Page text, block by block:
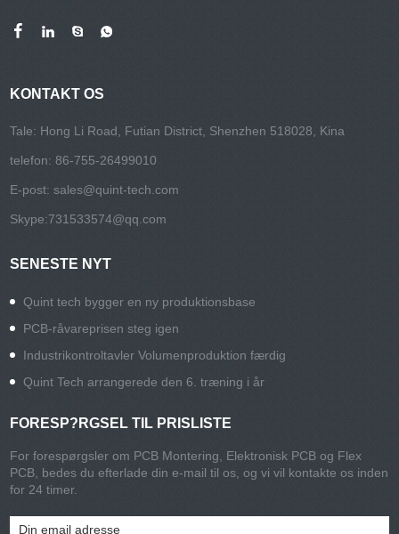
KONTAKT OS
Tale: Hong Li Road, Futian District, Shenzhen 518028, Kina
telefon: 86-755-26499010
E-post:sales@quint-tech.com
Skype:731533574@qq.com
SENESTE NYT
Quint tech bygger en ny produktionsbase
PCB-råvareprisen steg igen
Industrikontroltavler Volumenproduktion færdig
Quint Tech arrangerede den 6. træning i år
FORESP?RGSEL TIL PRISLISTE
For forespørgsler om PCB Montering, Elektronisk PCB og Flex
PCB, bedes du efterlade din e-mail til os, og vi vil kontakte os inden
for 24 timer.